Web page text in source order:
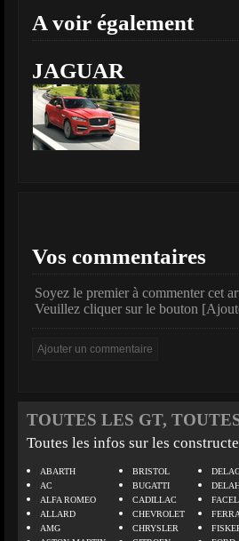
A voir également
JAGUAR
Vos commentaires
Soyez le premier à commenter cet
Veuillez cliquer sur le bouton
TOUTES LES GT,
Toutes les infos sur les
ABARTH
AC
ALFA ROMEO
ALLARD
AMG
BRISTOL
BUGATTI
CADILLAC
CHEVROLET
CHRYSLER